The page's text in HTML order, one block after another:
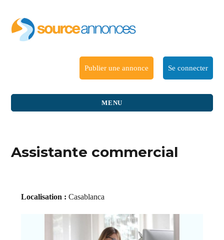
Publier une annonce Se connecter
MENU
Assistante commercial
Localisation : Casablanca